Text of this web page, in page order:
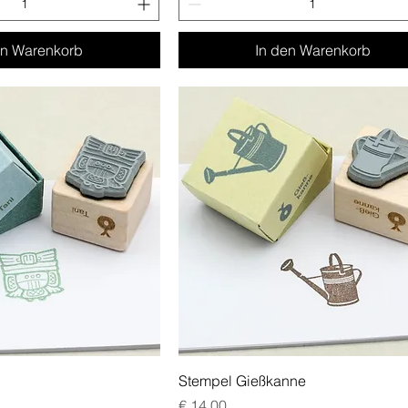
Warenkorb In den Warenkorb
Stempel Gießkanne